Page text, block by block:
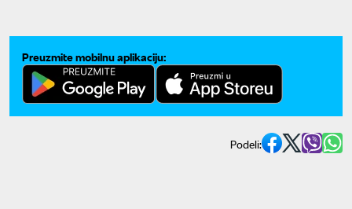
Preuzmite mobilnu aplikaciju:
Podeli: